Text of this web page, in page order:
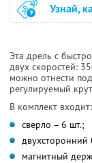
Узнай,
Эта дрель с
двух скоростей:
можно отнести
регулируемый
В комплект входит:
сверло – 6 шт.;
двухсторонний
магнитный